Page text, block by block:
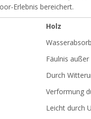
Erlebnis bereichert.
Holz
Fäulnis
Durch
Verformung
Leicht durch